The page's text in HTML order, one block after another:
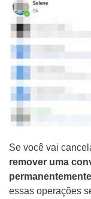
Se você vai
remover uma
permanentemente
essas operações